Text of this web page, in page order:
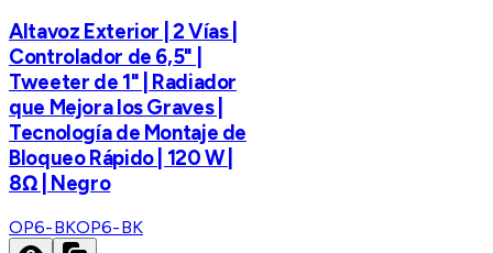
Altavoz Exterior | 2 Vías |
Controlador de 6,5" |
Tweeter de 1" | Radiador
que Mejora los Graves |
Tecnología de Montaje de
Bloqueo Rápido | 120 W |
8Ω | Negro
OP6-BKOP6-BK